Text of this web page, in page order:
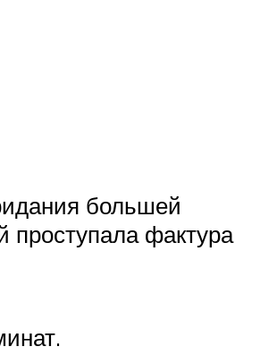
большей
проступала фактура